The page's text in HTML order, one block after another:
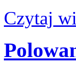
Czytaj